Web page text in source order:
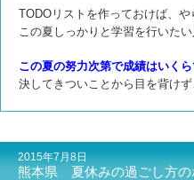
TODOリストを作っておけば、
この夏しっかりと学習を行いた
この夏の努力次第で成績はいくら
決してきついことから目を背け
2015年7月8日
熊本県 夏休みの過ごし方